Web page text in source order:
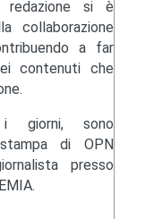
redazione si è
collaborazione
a far
contenuti che
sono
di OPN
presso